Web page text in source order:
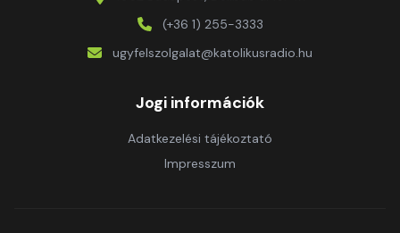
(+36 1) 255-3333
ugyfelszolgalat@katolikusradio.hu
Jogi információk
Adatkezelési tájékoztató
Impresszum